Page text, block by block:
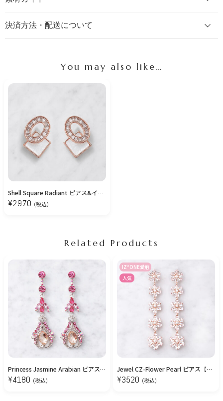
決済方法・配送について
You may also like…
Shell Square Radiant ピアス&イヤリング/Pink Gold
¥2970 (税込)
Related Products
Princess Jasmine Arabian ピアス/イヤリング
¥4180 (税込)
IZ*ONE愛用
人気
Jewel CZ-Flower Pearl ピアス【ニッケルフリー】
¥3520 (税込)